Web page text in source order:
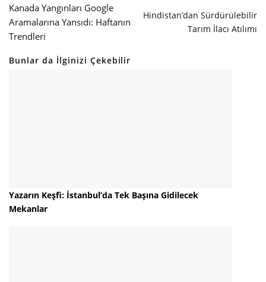
Kanada Yangınları Google
Aramalarına Yansıdı: Haftanın
Trendleri
Hindistan’dan Sürdürülebilir
Tarım İlacı Atılımı
Bunlar da İlginizi Çekebilir
Yazarın Keşfi: İstanbul’da Tek Başına Gidilecek
Mekanlar